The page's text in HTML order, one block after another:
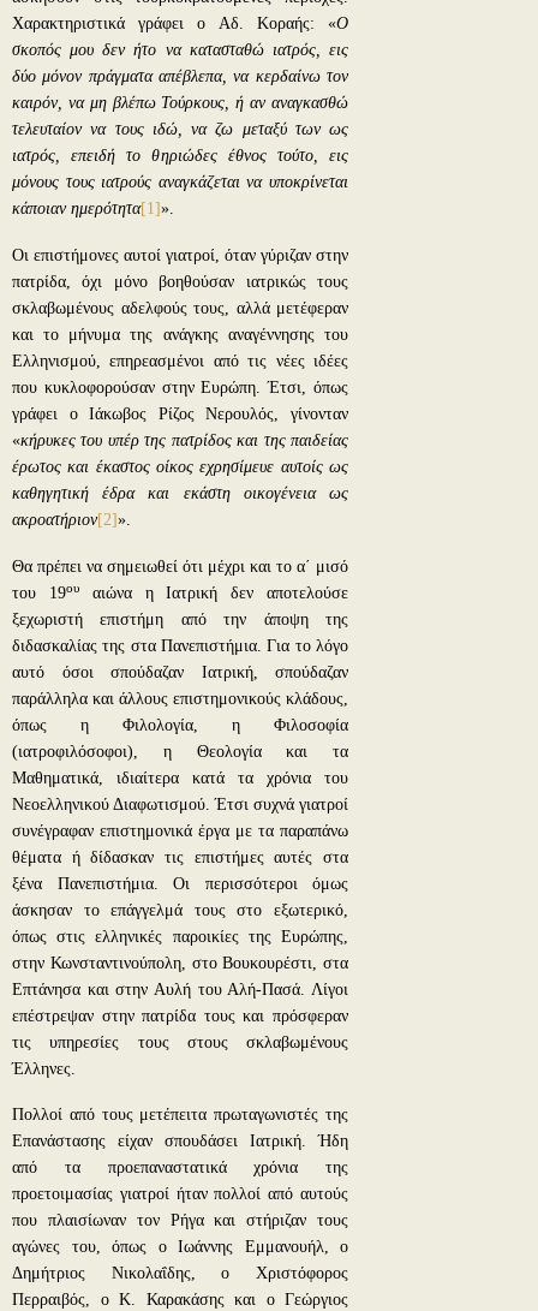
Χαρακτηριστικά γράφει ο Αδ. Κοραής: «Ο
σκοπός μου δεν ήτο να κατασταθώ ιατρός, εις
δύο μόνον πράγματα απέβλεπα, να κερδαίνω τον
καιρόν, να μη βλέπω Τούρκους, ή αν αναγκασθώ
τελευταίον να τους ιδώ, να ζω μεταξύ των ως
ιατρός, επειδή το θηριώδες έθνος τούτο, εις
μόνους τους ιατρούς αναγκάζεται να υποκρίνεται
κάποιαν ημερότητα[1]».
Οι επιστήμονες αυτοί γιατροί, όταν γύριζαν στην
πατρίδα, όχι μόνο βοηθούσαν ιατρικώς τους
σκλαβωμένους αδελφούς τους, αλλά μετέφεραν
και το μήνυμα της ανάγκης αναγέννησης του
Ελληνισμού, επηρεασμένοι από τις νέες ιδέες
που κυκλοφορούσαν στην Ευρώπη. Έτσι, όπως
γράφει ο Ιάκωβος Ρίζος Νερουλός, γίνονταν
«κήρυκες του υπέρ της πατρίδος και της παιδείας
έρωτος και έκαστος οίκος εχρησίμευε αυτοίς ως
καθηγητική έδρα και εκάστη οικογένεια ως
ακροατήριον[2]».
Θα πρέπει να σημειωθεί ότι μέχρι και το α΄ μισό
του 19ουαιώνα η Ιατρική δεν αποτελούσε
ξεχωριστή επιστήμη από την άποψη της
διδασκαλίας της στα Πανεπιστήμια. Για το λόγο
αυτό όσοι σπούδαζαν Ιατρική, σπούδαζαν
παράλληλα και άλλους επιστημονικούς κλάδους,
όπως η Φιλολογία, η Φιλοσοφία
(ιατροφιλόσοφοι), η Θεολογία και τα
Μαθηματικά, ιδιαίτερα κατά τα χρόνια του
Νεοελληνικού Διαφωτισμού. Έτσι συχνά γιατροί
συνέγραφαν επιστημονικά έργα με τα παραπάνω
θέματα ή δίδασκαν τις επιστήμες αυτές στα
ξένα Πανεπιστήμια. Οι περισσότεροι όμως
άσκησαν το επάγγελμά τους στο εξωτερικό,
όπως στις ελληνικές παροικίες της Ευρώπης,
στην Κωνσταντινούπολη, στο Βουκουρέστι, στα
Επτάνησα και στην Αυλή του Αλή-Πασά. Λίγοι
επέστρεψαν στην πατρίδα τους και πρόσφεραν
τις υπηρεσίες τους στους σκλαβωμένους
Έλληνες.
Πολλοί από τους μετέπειτα πρωταγωνιστές της
Επανάστασης είχαν σπουδάσει Ιατρική. Ήδη
από τα προεπαναστατικά χρόνια της
προετοιμασίας γιατροί ήταν πολλοί από αυτούς
που πλαισίωναν τον Ρήγα και στήριζαν τους
αγώνες του, όπως ο Ιωάννης Εμμανουήλ, ο
Δημήτριος Νικολαΐδης, ο Χριστόφορος
Περραιβός, ο Κ. Καρακάσης και ο Γεώργιος